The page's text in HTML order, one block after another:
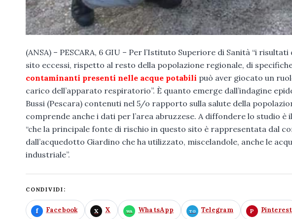
(ANSA) – PESCARA, 6 GIU – Per l’Istituto Superiore di Sanità “i
sito eccessi, rispetto al resto della popolazione regionale, di
contaminanti presenti nelle acque potabili può aver giocato un
carico dell’apparato respiratorio”. È quanto emerge dall’indagine
Bussi (Pescara) contenuti nel 5/o rapporto sulla salute della
comprende anche i dati per l’area abruzzese. A diffondere lo studio è il
“che la principale fonte di rischio in questo sito è rappresentata dal
dall’acquedotto Giardino che ha utilizzato, miscelandole, anche le
industriale”.
CONDIVIDI:
Facebook X WhatsApp Telegram Pinterest